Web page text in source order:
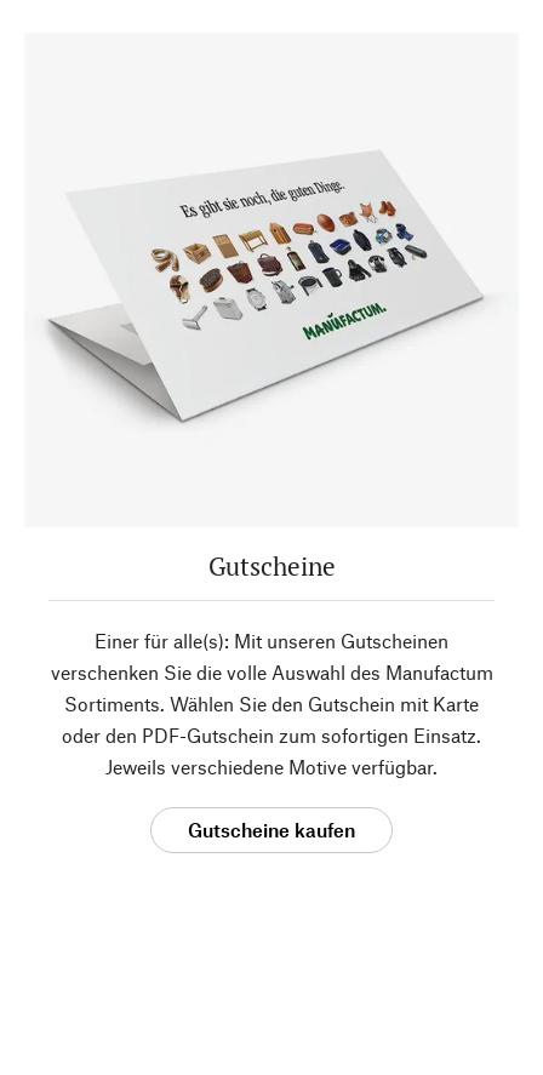
Gutscheine
Einer für alle(s): Mit unseren Gutscheinen
verschenken Sie die volle Auswahl des Manufactum
Sortiments. Wählen Sie den Gutschein mit Karte
oder den PDF-Gutschein zum sofortigen Einsatz.
Jeweils verschiedene Motive verfügbar.
Gutscheine kaufen